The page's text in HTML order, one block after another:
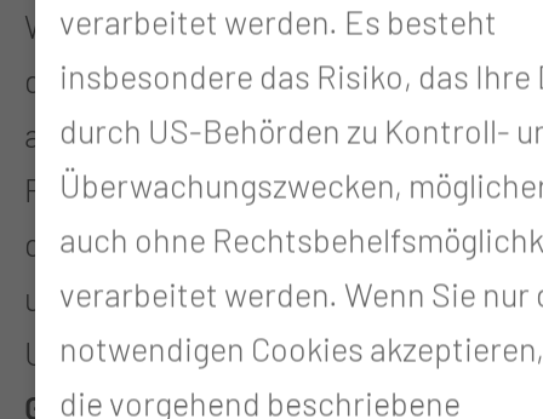
Wir wissen, dass die Vielfältigkeit
der Versorgungslandschaft und ein
akuter Klinikaufenthalt für unsere
Patientinnen und Patienten und
deren Angehörigen oft mit
ungewohnten und belastenden
Umständen verbunden ist.
Gemeinsam mit unserem
verarbeitet werden. Es besteht
insbesondere das Risiko, das Ihre
durch US-Behörden zu Kontroll-
Überwachungszwecken,
auch ohne
verarbeitet werden. Wenn Sie nur
notwendigen Cookies
die vorgehend beschriebene